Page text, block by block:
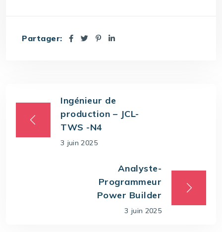
Partager:
Ingénieur de
production – JCL-
TWS -N4
3 juin 2025
Analyste-
Programmeur
Power Builder
3 juin 2025